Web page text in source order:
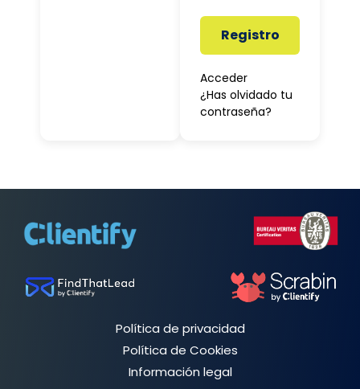
Registro
Acceder
¿Has olvidado tu
contraseña?
Política de privacidad
Política de Cookies
Información legal